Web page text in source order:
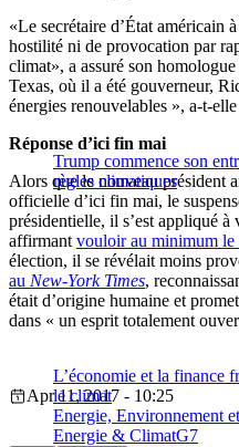
«Le secrétaire d’État américain
hostilité ni de provocation par
climat», a assuré son
Texas, où il a été gouverneur,
énergies renouvelables », a-t-
Trump commence son
règles climatiques
Réponse d’ici fin mai
Alors que le nouveau président
officielle d’ici fin mai, le
présidentielle, il s’est appliqué
affirmant vouloir au minimum le
élection, il se révélait moins
au New-York Times,
était d’origine humaine et
dans « un esprit totalement
L’économie et la finance
le climat
Apr 11, 2017 - 10:25
Energie, Environnement
Energie & ClimatG7